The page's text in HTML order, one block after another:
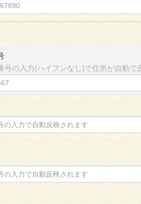
号の入力(ハイフンなし)で住所が自動で